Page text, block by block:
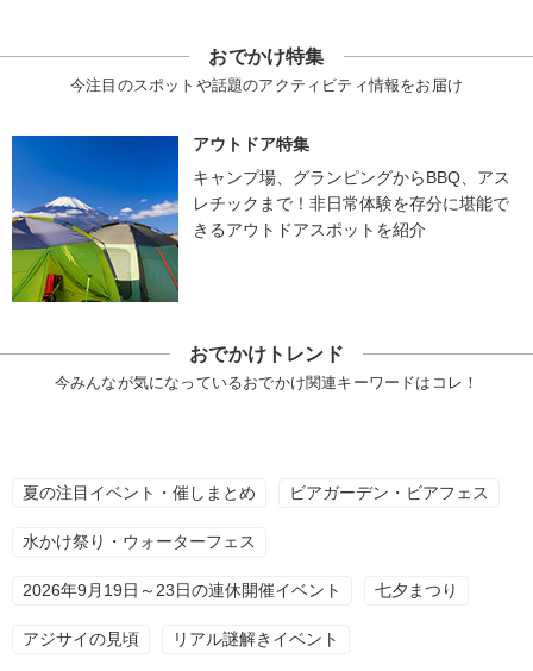
おでかけ特集
今注目のスポットや話題のアクティビティ情報をお届け
アウトドア特集
キャンプ場、グランピングからBBQ、アス
レチックまで！非日常体験を存分に堪能で
きるアウトドアスポットを紹介
おでかけトレンド
今みんなが気になっているおでかけ関連キーワードはコレ！
夏の注目イベント・催しまとめ ビアガーデン・ビアフェス
水かけ祭り・ウォーターフェス
2026年9月19日～23日の連休開催イベント 七夕まつり
アジサイの見頃 リアル謎解きイベント